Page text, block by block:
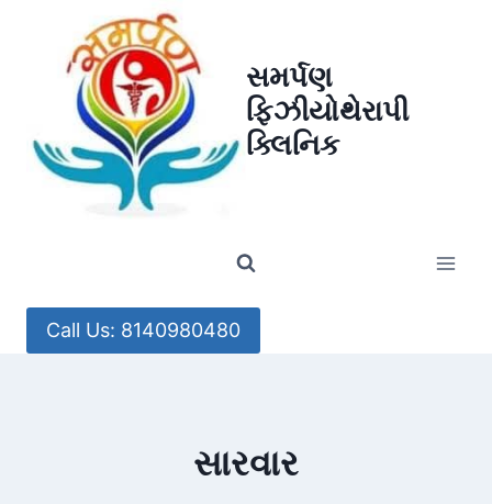
સમર્પણ
ફિઝીયોથેરાપી
ક્લિનિક
Call Us: 8140980480
સારવાર